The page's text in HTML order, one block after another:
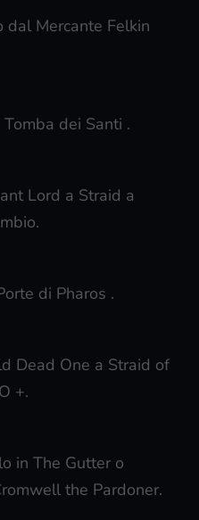
dal Mercante Felkin
dei Santi .
Lord a Straid a
di Pharos .
Dead One a Straid of
+.
in The Gutter o
the Pardoner.